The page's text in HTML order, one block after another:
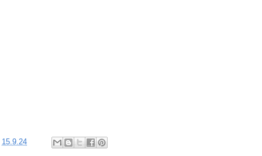
15.9.24